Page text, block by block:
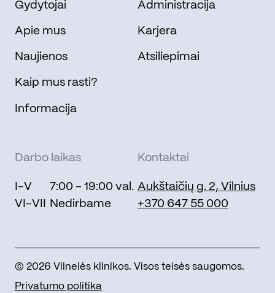
Gydytojai
Apie mus
Naujienos
Kaip mus rasti?
Informacija
Administracija
Karjera
Atsiliepimai
Darbo laikas
I-V
7:00 - 19:00 val.
VI-VII
Nedirbame
Kontaktai
Aukštaičių g. 2, Vilnius
+370 647 55 000
© 2026 Vilnelės klinikos. Visos teisės saugomos.
Privatumo politika